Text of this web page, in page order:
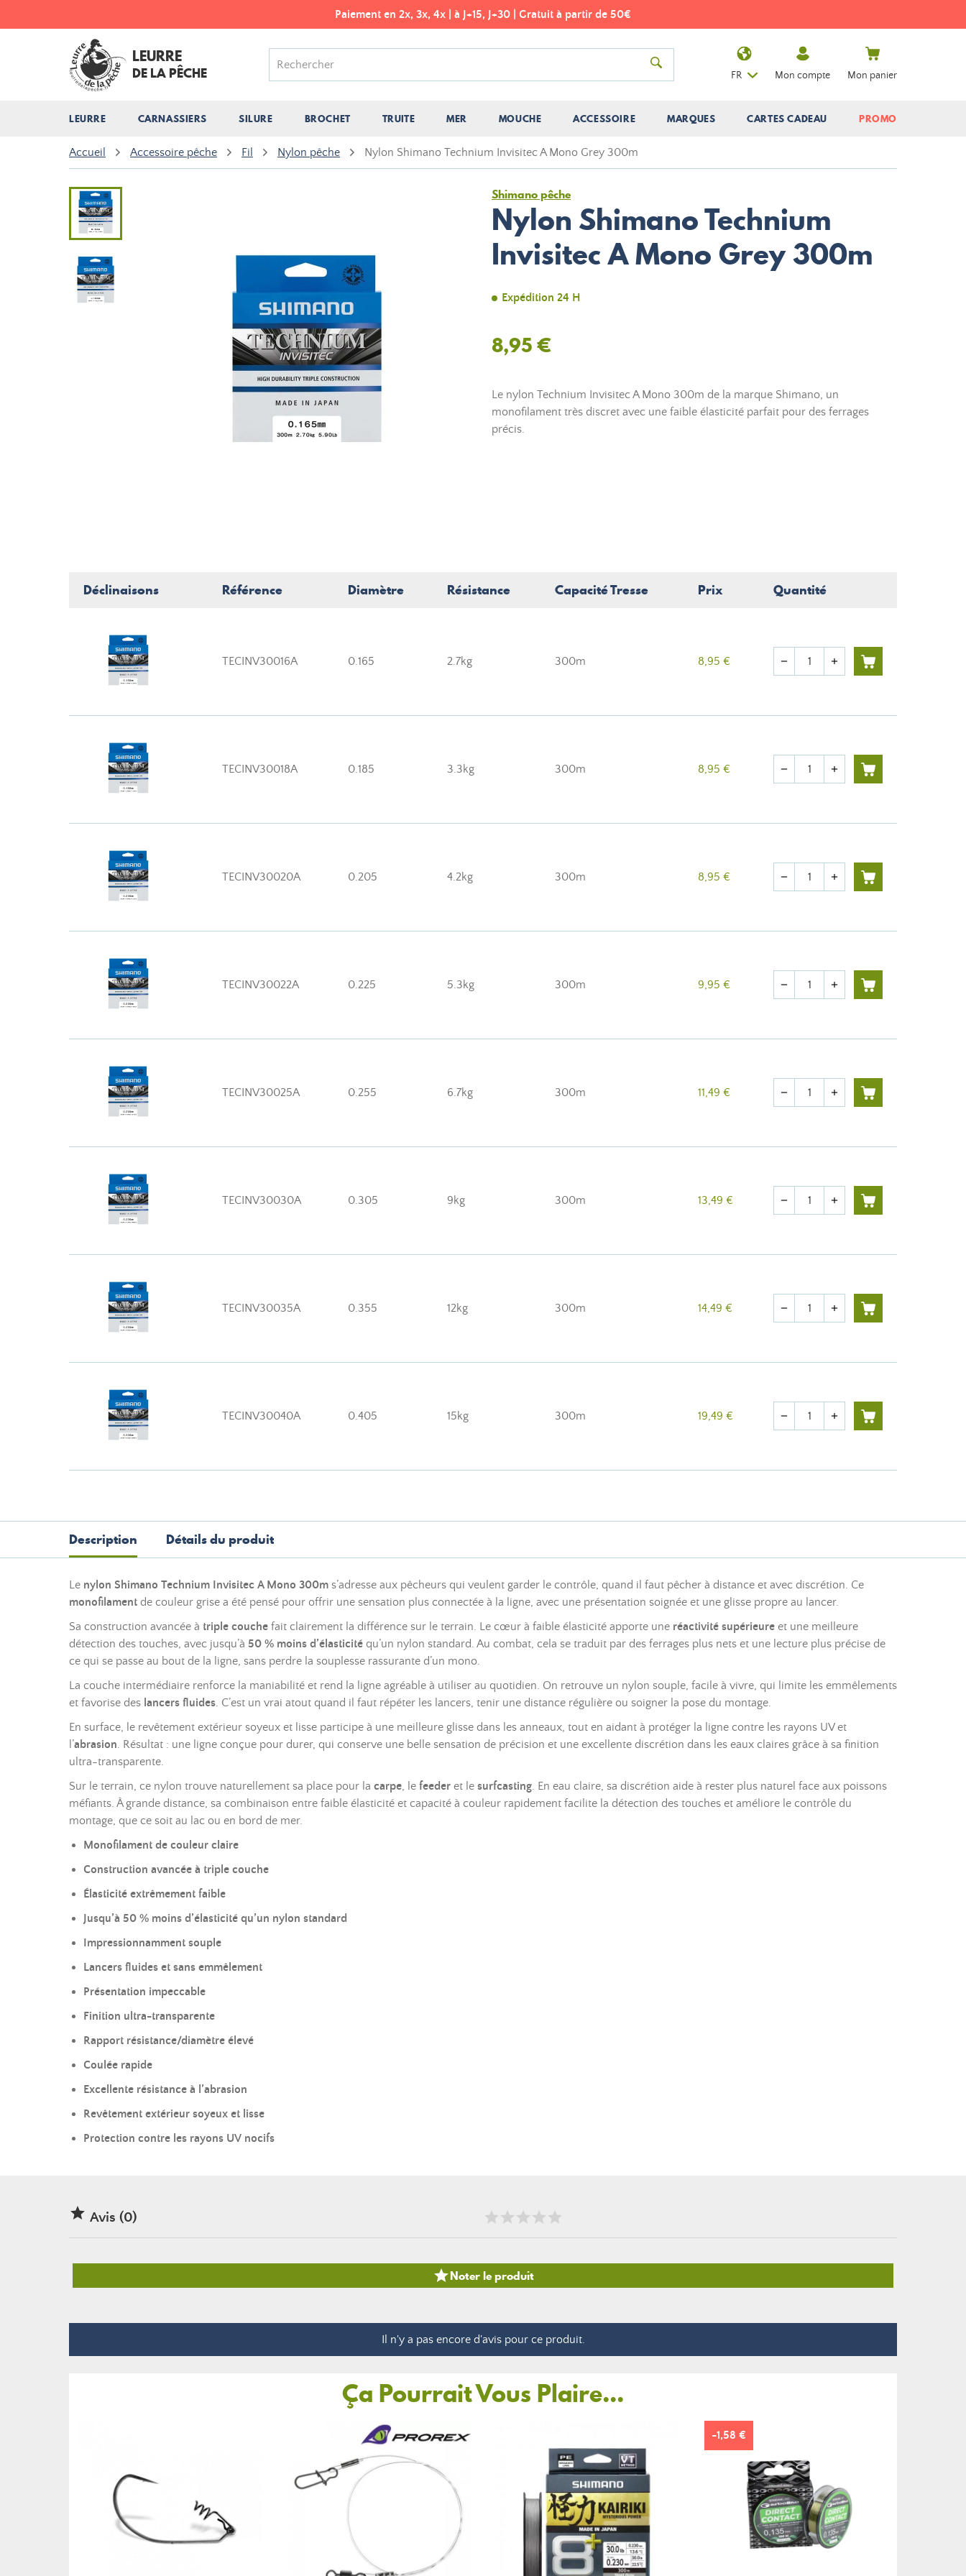
Paiement en 2x, 3x, 4x | à J+15, J+30 | Gratuit à partir de 50€
LEURRE
DE LA PÊCHE
LEURRE CARNASSIERS SILURE BROCHET TRUITE MER MOUCHE ACCESSOIRE MARQUES CARTES CADEAU PROMO
FR Mon compte Mon panier
Accueil Accessoire pêche Fil Nylon pêche Nylon Shimano Technium Invisitec A Mono Grey 300m
Shimano pêche
Nylon Shimano Technium
Invisitec A Mono Grey 300m
Expédition 24 H
8,95 €
Le nylon Technium Invisitec A Mono 300m de la marque Shimano, un
monofilament très discret avec une faible élasticité parfait pour des ferrages
précis.
Déclinaisons Référence Diamètre Résistance Capacité Tresse Prix Quantité
TECINV30016A 0.165 2.7kg 300m 8,95 € Quantité
remove add
TECINV30018A 0.185 3.3kg 300m 8,95 € Quantité
remove add
TECINV30020A 0.205 4.2kg 300m 8,95 € Quantité
remove add
TECINV30022A 0.225 5.3kg 300m 9,95 € Quantité
remove add
TECINV30025A 0.255 6.7kg 300m 11,49 € Quantité
remove add
TECINV30030A 0.305 9kg 300m 13,49 € Quantité
remove add
TECINV30035A 0.355 12kg 300m 14,49 € Quantité
remove add
TECINV30040A 0.405 15kg 300m 19,49 € Quantité
remove add
Description Détails du produit
Le nylon Shimano Technium Invisitec A Mono 300m s’adresse aux pêcheurs qui veulent garder le contrôle, quand il faut pêcher à distance et avec discrétion. Ce
monofilament de couleur grise a été pensé pour offrir une sensation plus connectée à la ligne, avec une présentation soignée et une glisse propre au lancer.
Sa construction avancée à triple couche fait clairement la différence sur le terrain. Le cœur à faible élasticité apporte une réactivité supérieure et une meilleure
détection des touches, avec jusqu’à 50 % moins d’élasticité qu’un nylon standard. Au combat, cela se traduit par des ferrages plus nets et une lecture plus précise de
ce qui se passe au bout de la ligne, sans perdre la souplesse rassurante d’un mono.
La couche intermédiaire renforce la maniabilité et rend la ligne agréable à utiliser au quotidien. On retrouve un nylon souple, facile à vivre, qui limite les emmêlements
et favorise des lancers fluides. C’est un vrai atout quand il faut répéter les lancers, tenir une distance régulière ou soigner la pose du montage.
En surface, le revêtement extérieur soyeux et lisse participe à une meilleure glisse dans les anneaux, tout en aidant à protéger la ligne contre les rayons UV et
l’abrasion. Résultat : une ligne conçue pour durer, qui conserve une belle sensation de précision et une excellente discrétion dans les eaux claires grâce à sa finition
ultra-transparente.
Sur le terrain, ce nylon trouve naturellement sa place pour la carpe, le feeder et le surfcasting. En eau claire, sa discrétion aide à rester plus naturel face aux poissons
méfiants. À grande distance, sa combinaison entre faible élasticité et capacité à couleur rapidement facilite la détection des touches et améliore le contrôle du
montage, que ce soit au lac ou en bord de mer.
Monofilament de couleur claire
Construction avancée à triple couche
Élasticité extrêmement faible
Jusqu’à 50 % moins d’élasticité qu’un nylon standard
Impressionnamment souple
Lancers fluides et sans emmêlement
Présentation impeccable
Finition ultra-transparente
Rapport résistance/diamètre élevé
Coulée rapide
Excellente résistance à l’abrasion
Revêtement extérieur soyeux et lisse
Protection contre les rayons UV nocifs
 Avis (0)
Noter le produit
Il n'y a pas encore d'avis pour ce produit.
Ça Pourrait Vous Plaire...
-1,58 €